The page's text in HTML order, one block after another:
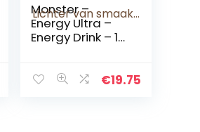
Monster –
Energy Ultra –
Energy Drink – 12
Energy booster –
€19.75